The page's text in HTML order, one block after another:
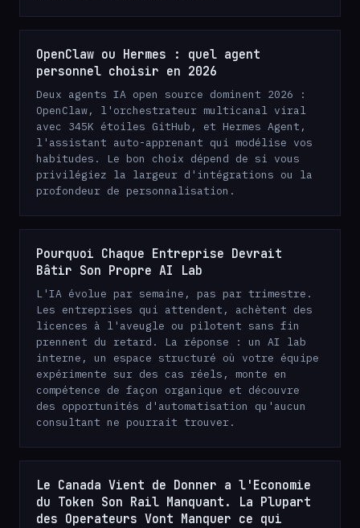
OpenClaw ou Hermes : quel agent
personnel choisir en 2026
Deux agents IA open source dominent 2026 :
OpenClaw, l'orchestrateur multicanal viral
avec 345K étoiles GitHub, et Hermes Agent,
l'assistant auto-apprenant qui modélise vos
habitudes. Le bon choix dépend de si vous
privilégiez la largeur d'intégrations ou la
profondeur de personnalisation.
Pourquoi Chaque Entreprise Devrait
Bâtir Son Propre AI Lab
L'IA évolue par semaine, pas par trimestre.
Les entreprises qui attendent, achètent des
licences à l'aveugle ou pilotent sans fin
prennent du retard. La réponse : un AI lab
interne, un espace structuré où votre équipe
expérimente sur des cas réels, monte en
compétence de façon organique et découvre
des opportunités d'automatisation qu'aucun
consultant ne pourrait trouver.
Le Canada Vient de Donner a l'Economie
du Token Son Rail Manquant. La Plupart
des Operateurs Vont Manquer ce qui